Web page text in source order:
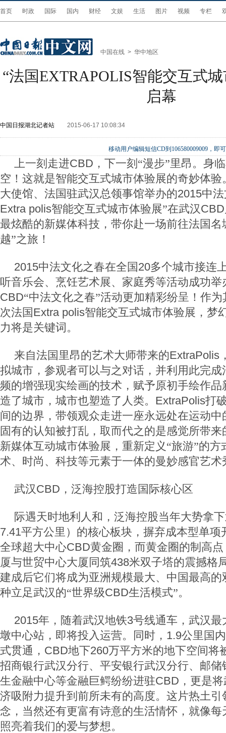
首页 时政 国际 国内 财经 文娱 生活 图片 视频 专栏
中国在线 > 华中地区
“法国EXTRAPOLIS智能交互式
启幕
中国日报湖北记者站 2015-06-17 10:08:34
移动用户编辑短信CD到106580009009，即
上一刻走进CBD ，下一刻“漫步”里昂。身
空！这就是智能交互式城市体验展的奇妙体
大使馆、法国驻武汉总领事馆举办的2015中
Extra polis智能交互式城市体验展”在武汉CBD
最炫酷的新媒体科技，带你赴一场前往法国
越”之旅！
2015中法文化之春在全国20多个城市接连
听音乐会、烹饪艺术展、家庭秀等活动成功举
CBD“中法文化之春”活动更加精彩纷呈！作
次法国Extra polis智能交互式城市体验展，梦
力将是关键词。
来自法国里昂的艺术大师带来的ExtraPolis
拟城市，参观者可以与之对话，并利用此完
频的增强现实绘画的技术，赋予原初手绘作
造了城市，城市也塑造了人类。 ExtraPolis打
间的边界，带领观众走进一座永远处在运动
固有的认知被打乱，取而代之的是感觉所带来
新媒体互动城市体验展，重新定义“旅游”的方
术、时尚、科技等元素于一体的曼妙感官艺术
武汉CBD ，泛海控股打造国际核心区
际遇天时地利人和，泛海控股当年大势拿
7.41平方公里）的核心板块，摒弃成本型单项
全球超大中心CBD黄金圈，而黄金圈的制高
厦与世贸中心大厦同筑438米双子塔的震撼格
建成后它们将成为亚洲规模最大、中国最高
种立足武汉的“世界级CBD生活模式”。
2015年，随着武汉地铁3号线通车，武汉最
墩中心站，即将投入运营。同时， 1.9公里国
式贯通， CBD地下260万平方米的地下空间将
招商银行武汉分行、平安银行武汉分行、邮
生金融中心等金融巨鳄纷纷进驻CBD ，更是
济吸附力提升到前所未有的高度。这片热土
念，当然还有更富有诗意的生活情怀，就像
照亮着我们的爱与梦想。